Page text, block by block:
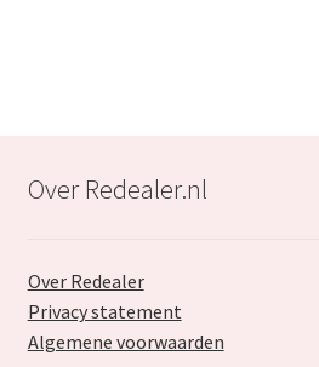
Over Redealer.nl
Over Redealer
Privacy statement
Algemene voorwaarden